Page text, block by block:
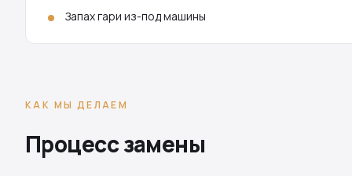
Запах гари из-под машины
КАК МЫ ДЕЛАЕМ
Процесс замены